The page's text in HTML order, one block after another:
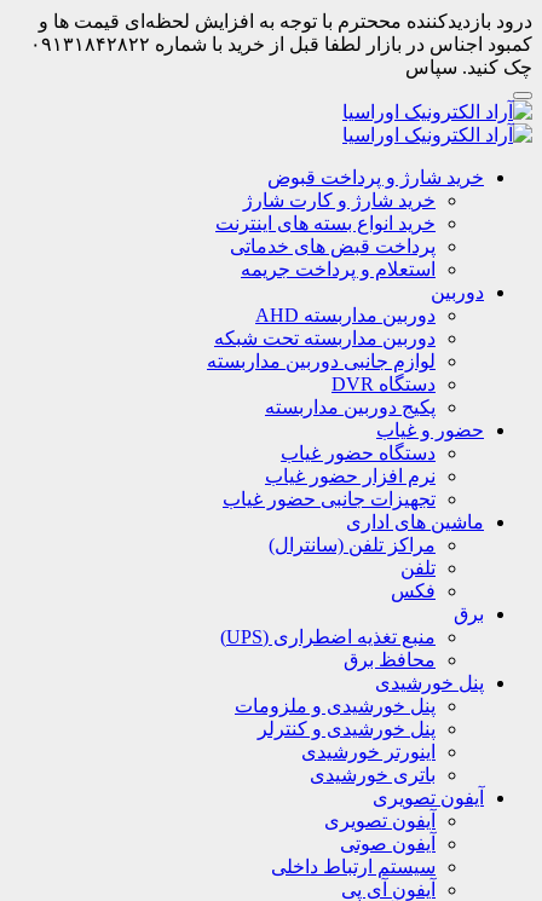
درود بازدیدکننده مححترم با توجه به افزایش لحظه‌ای قیمت ها و
کمبود اجناس در بازار لطفا قبل از خرید با شماره ۰۹۱۳۱۸۴۲۸۲۲
چک کنید. سپاس
خرید شارژ و پرداخت قبوض
خرید شارژ و کارت شارژ
خرید انواع بسته های اینترنت
پرداخت قبض های خدماتی
استعلام و پرداخت جریمه
دوربین
دوربین مداربسته AHD
دوربین مداربسته تحت شبکه
لوازم جانبی دوربین مداربسته
دستگاه DVR
پکیج دوربین مداربسته
حضور و غیاب
دستگاه حضور غیاب
نرم افزار حضور غیاب
تجهیزات جانبی حضور غیاب
ماشین های اداری
مراکز تلفن (سانترال)
تلفن
فکس
برق
منبع تغذیه اضطراری (UPS)
محافظ برق
پنل خورشیدی
پنل خورشیدی و ملزومات
پنل خورشیدی و کنترلر
اینورتر خورشیدی
باتری خورشیدی
آیفون تصویری
آیفون تصویری
آیفون صوتی
سیستم ارتباط داخلی
آیفون آی پی